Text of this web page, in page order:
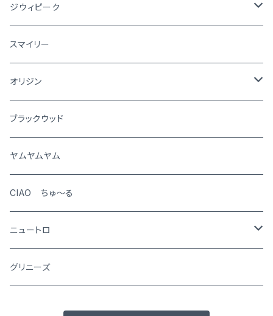
ジウィピーク
犬
猫
スマイリー
オリジン
犬
猫
ブラックウッド
ヤムヤムヤム
CIAO ちゅ～る
ニュートロ
シュプレモ
グリニーズ